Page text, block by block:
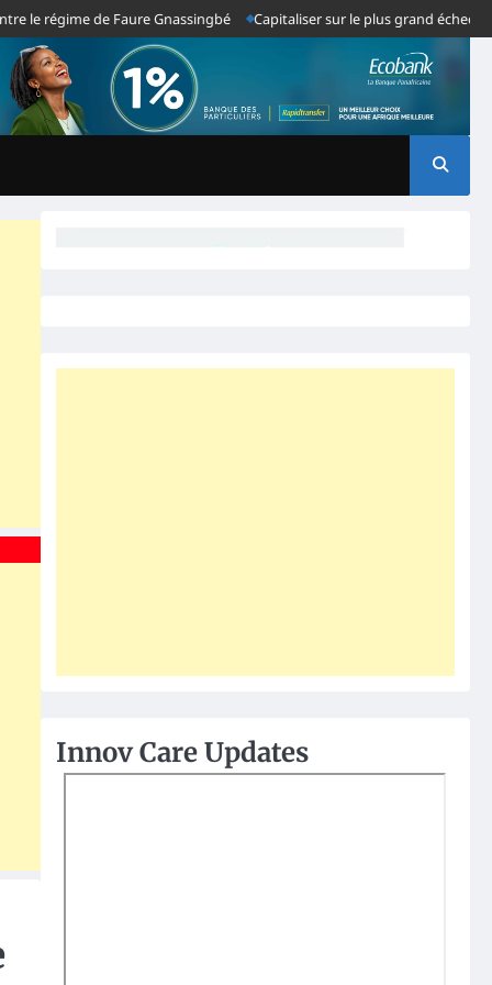
de Faure Gnassingbé Capitaliser sur le plus grand échec du
Innov Care Updates